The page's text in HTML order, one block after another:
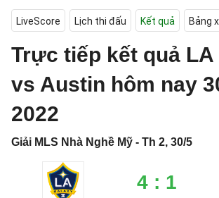
LiveScore Lịch thi đấu Kết quả Bảng
Trực tiếp kết quả LA
vs Austin hôm nay
2022
Giải MLS Nhà Nghề Mỹ - Th 2, 30/5
4 : 1